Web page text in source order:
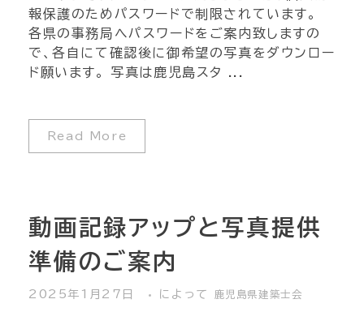
報保護のためパスワードで制限されています。
各県の事務局へパスワードをご案内致しますの
で、各自にて確認後に御希望の写真をダウンロー
ド願います。 写真は鹿児島スタ ...
Read More
動画記録アップと写真提供
準備のご案内
2025年1月27日 によって 鹿児島県建築士会